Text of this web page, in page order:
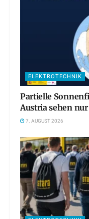
ELEKTROTECHNIK
Partielle
Austria sehen
7. AUGUST 2026